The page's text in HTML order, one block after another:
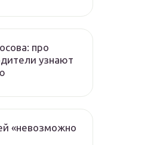
про
узнают
«невозможно